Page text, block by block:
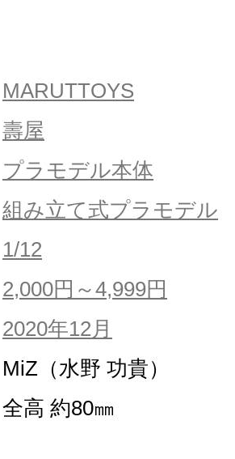
MARUTTOYS
壽屋
プラモデル本体
組み立て式プラモデル
1/12
2,000円～4,999円
2020年12月
MiZ（水野 功貴）
全高 約80㎜